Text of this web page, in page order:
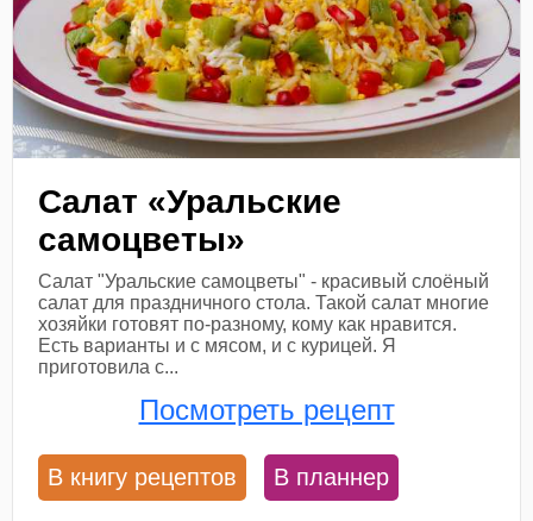
Салат «Уральские
самоцветы»
Салат "Уральские самоцветы" - красивый слоёный
салат для праздничного стола. Такой салат многие
хозяйки готовят по-разному, кому как нравится.
Есть варианты и с мясом, и с курицей. Я
приготовила с...
Посмотреть рецепт
В книгу рецептов В планнер